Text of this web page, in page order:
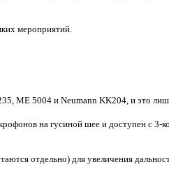
мероприятий.
ME 5004 и Neumann KK204, и это
на гусиной шее и доступен с
отдельно) для увеличения